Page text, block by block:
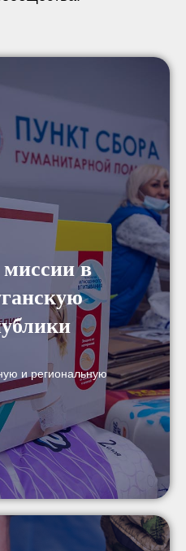
в
и региональную